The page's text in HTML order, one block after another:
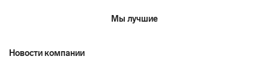
Мы лучшие
Новости компании